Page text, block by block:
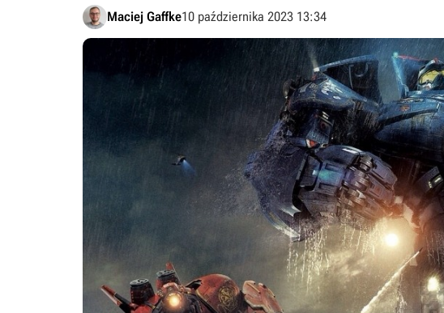
Maciej Gaffke10 października 2023 13:34